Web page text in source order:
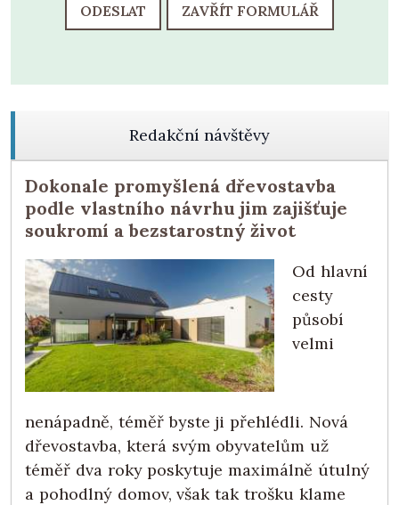
ODESLAT ZAVŘÍT FORMULÁŘ
Redakční návštěvy
Dokonale promyšlená dřevostavba
podle vlastního návrhu jim zajišťuje
soukromí a bezstarostný život
Od hlavní
cesty
působí
velmi
nenápadně, téměř byste ji přehlédli. Nová
dřevostavba, která svým obyvatelům už
téměř dva roky poskytuje maximálně útulný
a pohodlný domov, však tak trošku klame